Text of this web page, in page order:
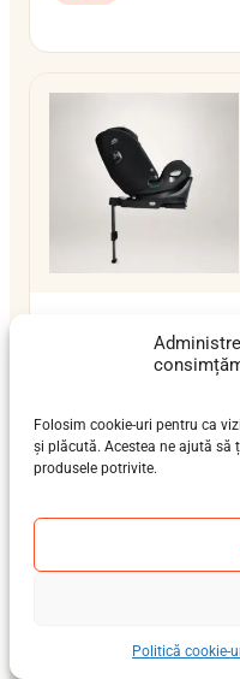
Folosim cookie-uri pentru ca
și plăcută. Acestea ne ajută să
produsele potrivite.
Politică cookie-
preșcolar (3-7 ani), școlar
(6-12 ani)
0–25 kg